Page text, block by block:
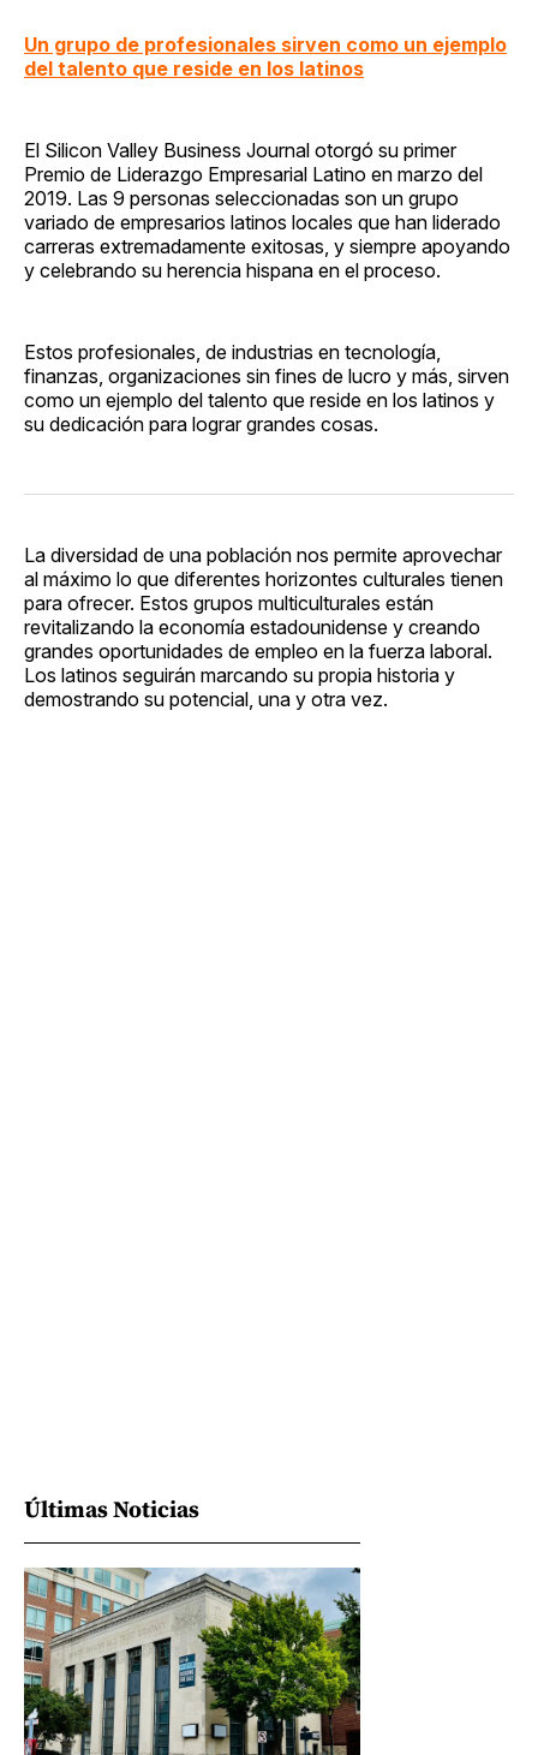
Un grupo de profesionales sirven como un ejemplo
del talento que reside en los latinos
El Silicon Valley Business Journal otorgó su primer
Premio de Liderazgo Empresarial Latino en marzo del
2019. Las 9 personas seleccionadas son un grupo
variado de empresarios latinos locales que han liderado
carreras extremadamente exitosas, y siempre apoyando
y celebrando su herencia hispana en el proceso.
Estos profesionales, de industrias en tecnología,
finanzas, organizaciones sin fines de lucro y más, sirven
como un ejemplo del talento que reside en los latinos y
su dedicación para lograr grandes cosas.
La diversidad de una población nos permite aprovechar
al máximo lo que diferentes horizontes culturales tienen
para ofrecer. Estos grupos multiculturales están
revitalizando la economía estadounidense y creando
grandes oportunidades de empleo en la fuerza laboral.
Los latinos seguirán marcando su propia historia y
demostrando su potencial, una y otra vez.
Últimas Noticias